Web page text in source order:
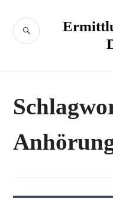
Inhalt
springen
SUCHE